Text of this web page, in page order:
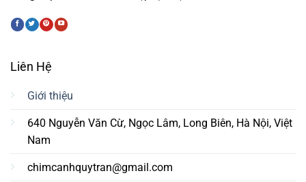
Liên Hệ
Giới thiệu
640 Nguyễn Văn Cừ, Ngọc Lâm, Long Biên, Hà Nội, Việt
Nam
chimcanhquytran@gmail.com